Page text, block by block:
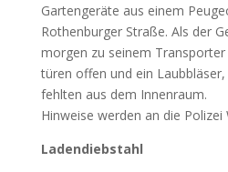
Gar­ten­ge­rä­te aus einem
Rothen­bur­ger Stra­ße. Als der
mor­gen zu sei­nem
tü­ren offen und ein
fehl­ten aus dem Innen­raum.
Hin­wei­se wer­den an die
Laden­dieb­stahl